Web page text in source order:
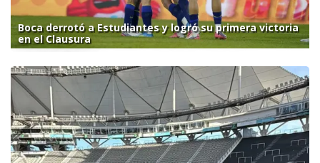
Boca derrotó a Estudiantes y logró su primera victoria
en el Clausura